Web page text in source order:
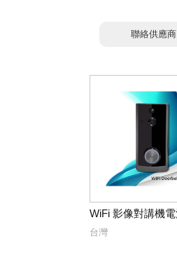
聯絡供應商
WiFi 影像對講機
台灣